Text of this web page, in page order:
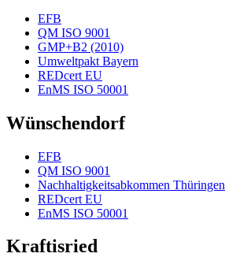
EFB
QM ISO 9001
GMP+B2 (2010)
Umweltpakt Bayern
REDcert EU
EnMS ISO 50001
Wünschendorf
EFB
QM ISO 9001
Nachhaltigkeitsabkommen Thüringen
REDcert EU
EnMS ISO 50001
Kraftisried